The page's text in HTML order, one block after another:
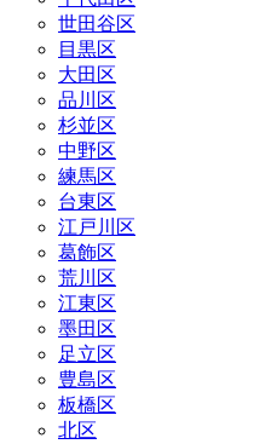
世田谷区
目黒区
大田区
品川区
杉並区
中野区
練馬区
台東区
江戸川区
葛飾区
荒川区
江東区
墨田区
足立区
豊島区
板橋区
北区